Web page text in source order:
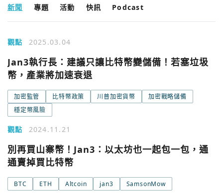
新聞 專題 活動 快訊 Podcast
觀點 2025.03.04
Jan3執行長：建議只讓比特幣變儲備！若塞垃圾
幣，產業將加速衰退
加密監管 比特幣政策 川普加密貨幣
加密戰略儲備
穩定幣風險
觀點 2024.11.21
別再買山寨幣！Jan3：以太坊也一起包一包，通
通賣掉買比特幣
BTC ETH Altcoin jan3 SamsonMow
使用以下帳號繼續
您已閒置5分鐘，請點擊關閉按鈕或空白處，即可回到加密